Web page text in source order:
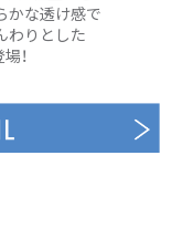
かな透け感で
わりとした
！